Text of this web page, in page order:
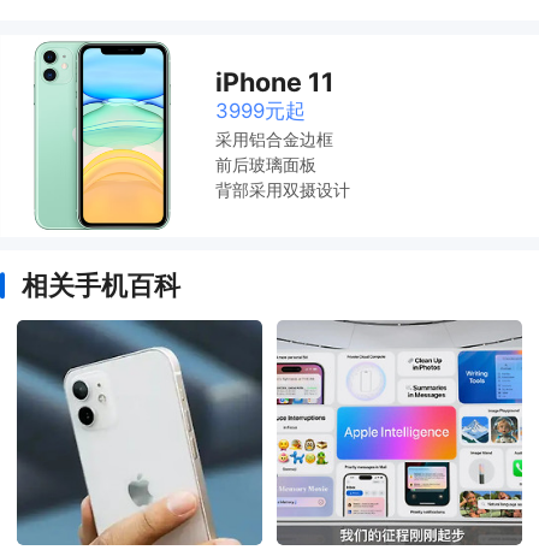
iPhone 11
3999元起
采用铝合金边框
前后玻璃面板
背部采用双摄设计
相关手机百科